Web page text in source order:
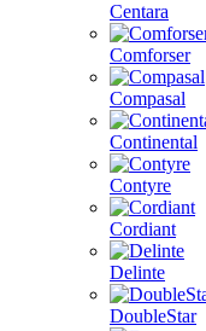
Centara
Comforser
Compasal
Continental
Contyre
Cordiant
Delinte
DoubleStar